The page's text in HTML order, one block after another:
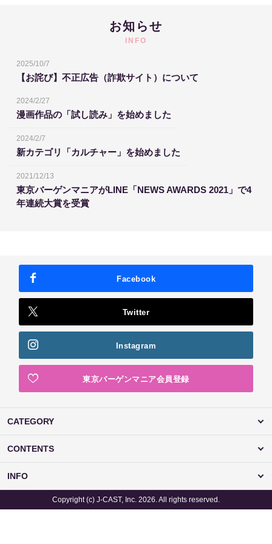
お知らせ
INFO
2025/10/7
【お詫び】不正広告（詐欺サイト）について
2024/2/27
漫画作品の「試し読み」を始めました
2024/2/7
新カテゴリ「カルチャー」を始めました
2021/12/13
東京バーゲンマニアがLINE「NEWS AWARDS 2021」で4
年連続大賞を受賞
Facebook
Twitter
Instagram
東京バーゲンマニア会員登録
CATEGORY
CONTENTS
INFO
Copyright (c) J-CAST, Inc. 2026. All rights reserved.